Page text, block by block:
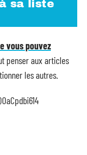
sa liste
vous pouvez
penser aux articles
les autres.